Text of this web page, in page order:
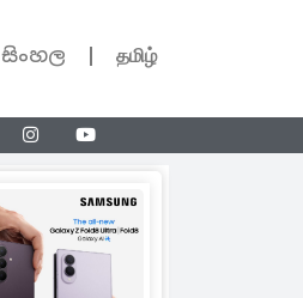
සිංහල தமிழ்